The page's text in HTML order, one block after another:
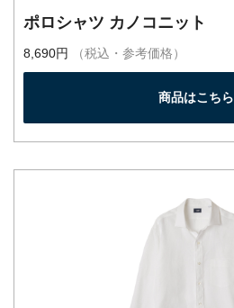
ポロシャツ カノコニット
8,690円 （税込・参考価格）
商品はこちら